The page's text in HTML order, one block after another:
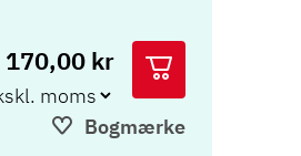
170,00 kr
Bogmærke